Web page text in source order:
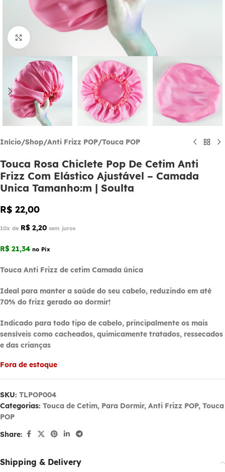
Click to enlarge
Início/Shop/Anti Frizz POP/Touca POP
Touca Rosa Chiclete Pop De Cetim Anti
Frizz Com Elástico Ajustável – Camada
Unica Tamanho:m | Soulta
R$ 22,00
10x de R$ 2,20 sem juros
R$ 21,34 no Pix
Touca Anti Frizz de cetim Camada única
Ideal para manter a saúde do seu cabelo, reduzindo em até
70% do frizz gerado ao dormir!
Indicado para todo tipo de cabelo, principalmente os mais
sensí­veis como cacheados, quimicamente tratados, ressecados
e das crianças
Fora de estoque
SKU: TLPOP004
Categorias: Touca de Cetim, Para Dormir, Anti Frizz POP, Touca
POP
Share:
Shipping & Delivery